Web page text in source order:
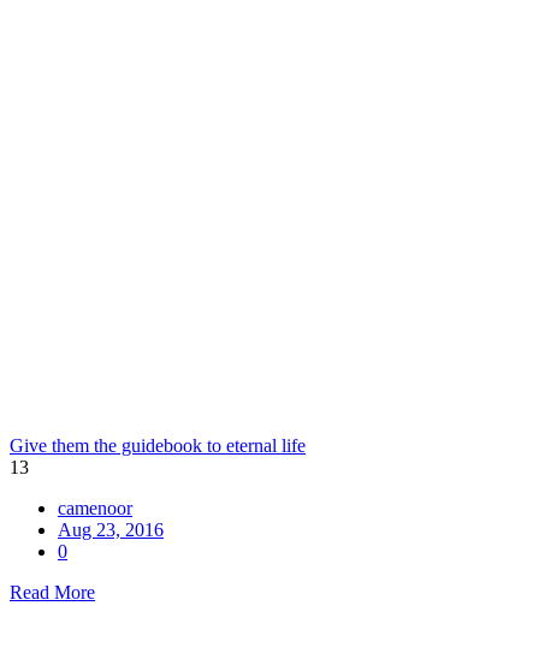
Give them the guidebook to eternal life
13
camenoor
Aug 23, 2016
0
Read More